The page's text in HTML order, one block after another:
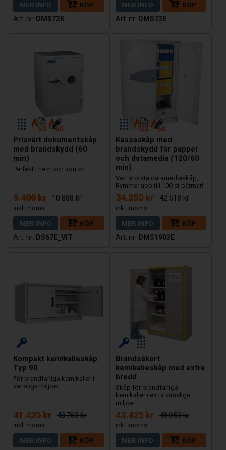
MER INFO
KÖP
DMS73K
MER INFO
KÖP
DMS72E
Prisvärt dokumentskåp
med brandskydd (60
min)
Perfekt i hem och kontor!
9.400 kr 10.888 kr
MER INFO
KÖP
DS67E_VIT
Kassaskåp med
brandskydd för papper
och datamedia (120/60
min)
Vårt största datamediaskåp,
Rymmer upp till 100 st pärmar!
34.850 kr 42.518 kr
MER INFO
KÖP
DMS1903E
Kompakt kemikalieskåp
Typ 90
För brandfarliga kemikalier i
känsliga miljöer.
41.425 kr 48.763 kr
MER INFO
KÖP
Brandsäkert
kemikalieskåp med extra
bredd
Skåp för brandfarliga
kemikalier i extra känsliga
miljöer.
43.425 kr 48.050 kr
MER INFO
KÖP